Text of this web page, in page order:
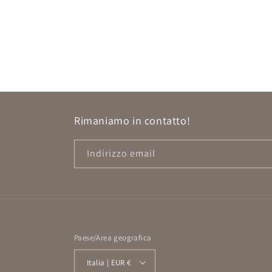
Rimaniamo in contatto!
Indirizzo email
Paese/Area geografica
Italia | EUR €